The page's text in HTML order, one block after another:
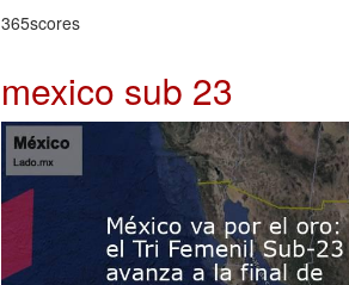
365scores
mexico sub 23